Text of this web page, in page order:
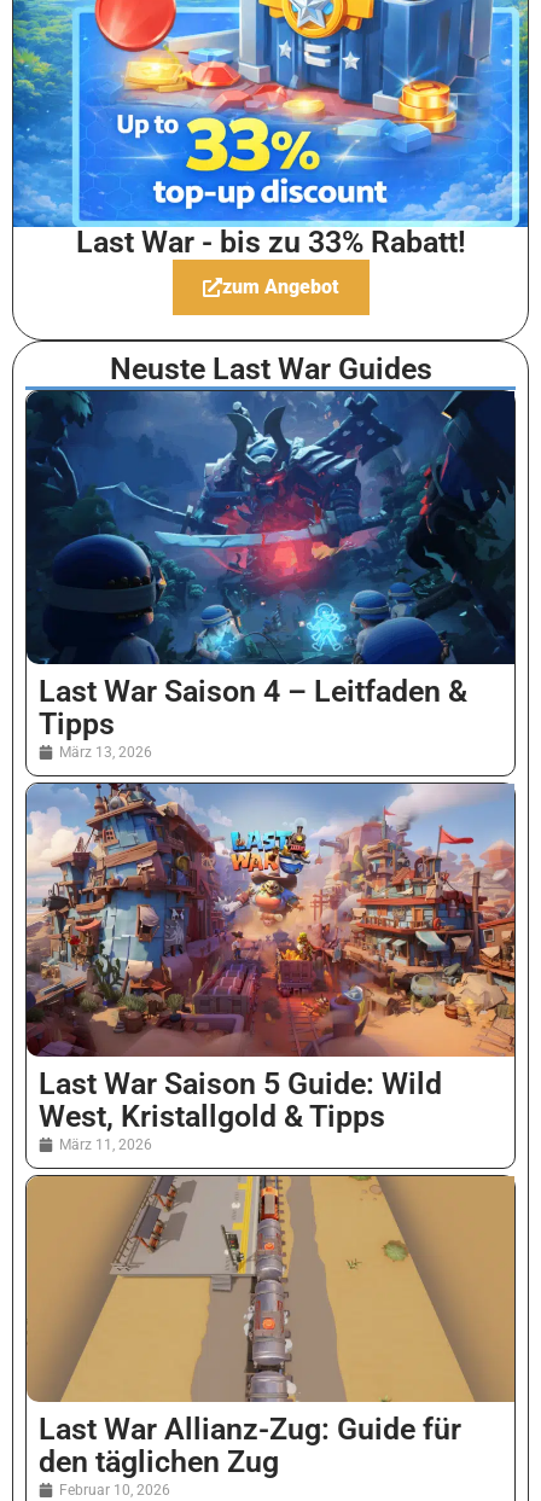
Last War - bis zu 33% Rabatt!
zum Angebot
Neuste Last War Guides
Last War Saison 4 – Leitfaden &
Tipps
März 13, 2026
Last War Saison 5 Guide: Wild
West, Kristallgold & Tipps
März 11, 2026
Last War Allianz-Zug: Guide für
den täglichen Zug
Februar 10, 2026